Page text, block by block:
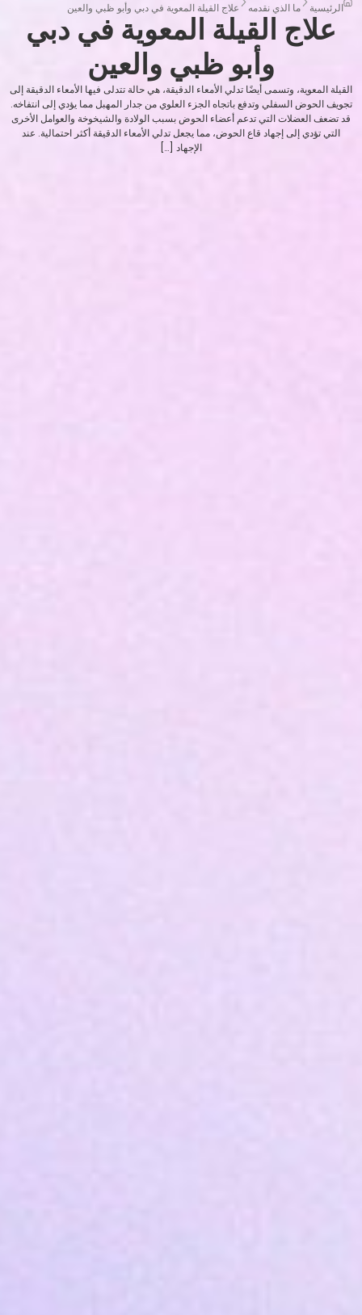
الرئيسية ما الذي نقدمه علاج القيلة المعوية في دبي وأبو ظبي والعين
علاج القيلة المعوية في دبي
وأبو ظبي والعين
القيلة المعوية، وتسمى أيضًا تدلي الأمعاء الدقيقة، هي حالة تتدلى فيها الأمعاء الدقيقة إلى
تجويف الحوض السفلي وتدفع باتجاه الجزء العلوي من جدار المهبل مما يؤدي إلى انتفاخه.
قد تضعف العضلات التي تدعم أعضاء الحوض بسبب الولادة والشيخوخة والعوامل الأخرى
التي تؤدي إلى إجهاد قاع الحوض، مما يجعل تدلي الأمعاء الدقيقة أكثر احتمالية. عند
الإجهاد […]